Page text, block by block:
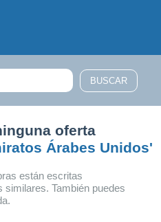
oferta
Árabes Unidos'
están escritas
También puedes